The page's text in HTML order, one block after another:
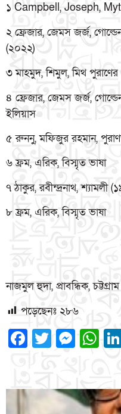
১ Campbell, Joseph,
২ ফ্রেজার, জেমস জর্জ,
(২০২২)
৩ মাহমুদ, শিমুল, মিথ
৪ ফ্রেজার, জেমস জর্জ,
ইলিয়াস
৫ রুননু, মফিজুর রহমান,
৬ ফ্রম, এরিক, বিস্মৃত ভাষা
৭ ঠাকুর, রবীন্দ্রনাথ, শ্যামলী
৮ ফ্রম, এরিক, বিস্মৃত ভাষা
নাজমুল হুদা, প্রাবন্ধিক, চট্টগ্রাম
পড়েছেনঃ ২৮৬
Facebook
Twitter